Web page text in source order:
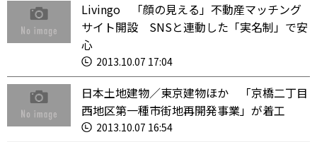
Livingo 「顔の見える」不動産マッチング
サイト開設 SNSと連動した「実名制」で安
心
2013.10.07 17:04
日本土地建物／東京建物ほか 「京橋二丁目
西地区第一種市街地再開発事業」が着工
2013.10.07 16:54